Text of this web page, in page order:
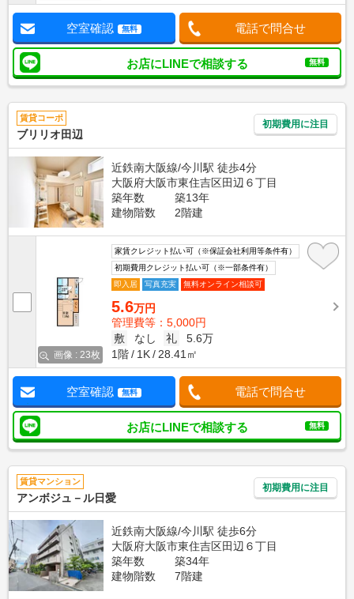
空室確認 無料 電話で問合せ
お店にLINEで相談する 無料
賃貸コーポ
ブリリオ田辺
初期費用に注目
近鉄南大阪線/今川駅 徒歩4分
大阪府大阪市東住吉区田辺６丁目
築年数
築13年
建物階数
2階建
画像 : 23枚
家賃クレジット払い可（※保証会社利用等条件有）
初期費用クレジット払い可（※一部条件有）
即入居
写真充実 無料オンライン相談可
5.6万円
管理費等：5,000円
敷
なし 礼
5.6万
1階
1K 28.41㎡
空室確認 無料 電話で問合せ
お店にLINEで相談する 無料
賃貸マンション
アンボジュ－ル日愛
初期費用に注目
近鉄南大阪線/今川駅 徒歩6分
大阪府大阪市東住吉区田辺６丁目
築年数
築34年
建物階数
7階建